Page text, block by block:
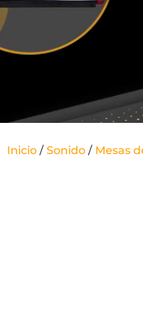
Inicio / Sonido / Mesas